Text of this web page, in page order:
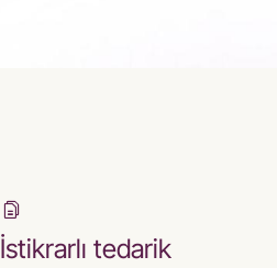
İstikrarlı tedarik